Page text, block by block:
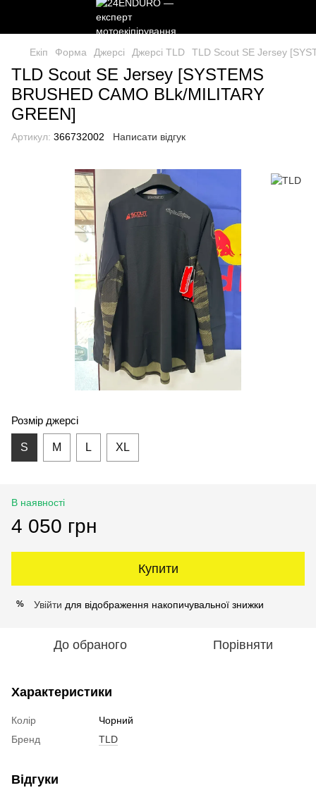
Екіп Форма Джерсі Джерсі TLD TLD Scout SE Jersey
TLD Scout SE Jersey [SYSTEMS
BRUSHED CAMO BLk/MILITARY
GREEN]
Артикул: 366732002 Написати відгук
Розмір джерсі
S M L XL
В наявності
4 050 грн
Купити
% Увійти для відображення накопичувальної знижки
До обраного Порівняти
Характеристики
Колір
Чорний
Бренд
TLD
Відгуки